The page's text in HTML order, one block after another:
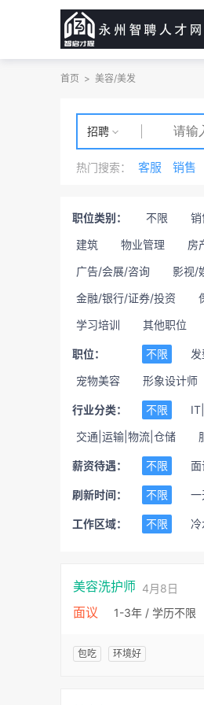
首页 > 美容/美发
招聘
热门搜索： 客服 销售
职位类别： 不限 销
建筑
物业管理 房
广告/会展/咨询
影视/
金融/银行/证券/投资
学习培训
其他职位
职位： 不限
宠物美容
形象设计师
行业分类： 不限
交通|运输|物流|仓储
薪资待遇： 不限 面
刷新时间： 不限 一
工作区域： 不限
美容洗护师 4月8日
面议 1-3年 / 学历不限
包吃 环境好